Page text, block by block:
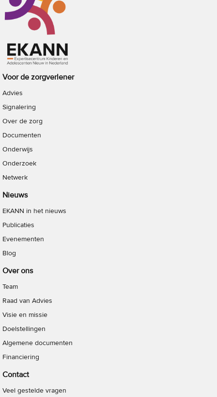
Voor de zorgverlener
Advies
Signalering
Over de zorg
Documenten
Onderwijs
Onderzoek
Netwerk
Nieuws
EKANN in het nieuws
Publicaties
Evenementen
Blog
Over ons
Team
Raad van Advies
Visie en missie
Doelstellingen
Algemene documenten
Financiering
Contact
Veel gestelde vragen